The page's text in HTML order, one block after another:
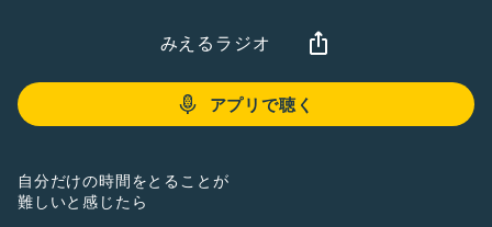
みえるラジオ
アプリで聴く
自分だけの時間をとることが
難しいと感じたら